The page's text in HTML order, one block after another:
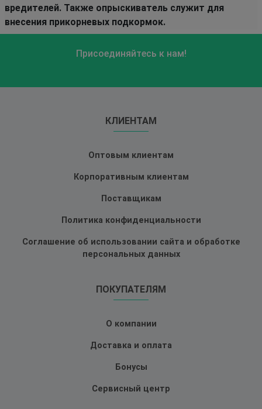
вредителей. Также опрыскиватель служит для
внесения прикорневых подкормок.
Присоединяйтесь к нам!
КЛИЕНТАМ
Оптовым клиентам
Корпоративным клиентам
Поставщикам
Политика конфиденциальности
Соглашение об использовании сайта и обработке
персональных данных
ПОКУПАТЕЛЯМ
О компании
Доставка и оплата
Бонусы
Сервисный центр